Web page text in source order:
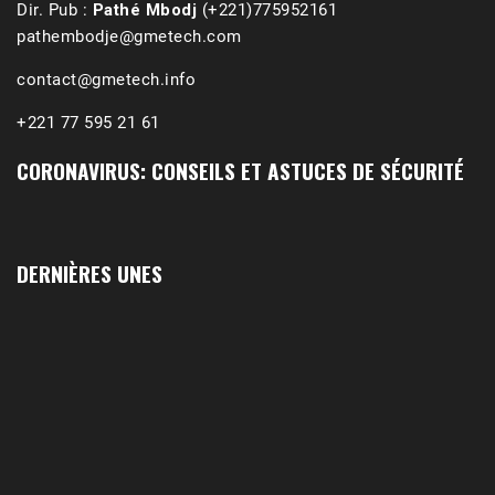
Dir. Pub : Pathé Mbodj (+221)775952161
pathembodje@gmetech.com
contact@gmetech.info
+221 77 595 21 61
CORONAVIRUS: CONSEILS ET ASTUCES DE SÉCURITÉ
DERNIÈRES UNES